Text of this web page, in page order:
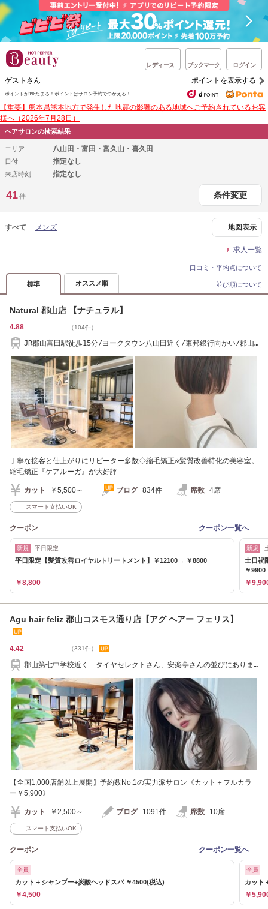
レディース ブックマーク ログイン
ゲストさん ポイントを表示する
ポイントが1%たまる！ ポイントはサロン予約でつかえる！
【重要】熊本県熊本地方で発生した地震の影響のある地域へご予約されているお客
様へ（2026年7月28日）
ヘアサロンの検索結果
エリア 八山田・富田・富久山・喜久田
日付 指定なし
来店時刻 指定なし
41件 条件変更
すべて メンズ 地図表示
求人一覧
口コミ・平均点について
標準 オススメ順 並び順について
Natural 郡山店 【ナチュラル】
4.88 （104件）
JR郡山富田駅徒歩15分/ヨークタウン八山田近く/東邦銀行向かい/郡山
丁寧な接客と仕上がりにリピーター多数◇縮毛矯正&髪質改善特化の美容室。
縮毛矯正『ケアルーガ』が大好評
カット ￥5,500～ ブログ 834件 席数 4席
スマート支払いOK
クーポン クーポン一覧へ
新規 平日限定
平日限定【髪質改善ロイヤルトリートメント】￥12100→ ￥8800
￥8,800
新規
土日祝
￥9900
￥
Agu hair feliz 郡山コスモス通り店【アグ ヘアー フェリス】
4.42 （331件）
郡山第七中学校近く タイヤセレクトさん、安楽亭さんの並びにありま
【全国1,000店舗以上展開】予約数No.1の実力派サロン《カット＋フルカラ
ー￥5,900》
カット ￥2,500～ ブログ 1091件 席数 10席
スマート支払いOK
クーポン クーポン一覧へ
全員
カット＋シャンプー+炭酸ヘッドスパ ￥4500(税込)
￥4,500
全員
カット
￥